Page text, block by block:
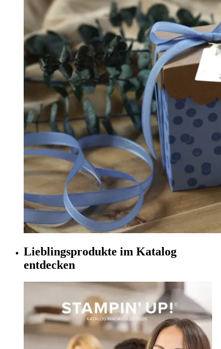
Lieblingsprodukte im Katalog
entdecken